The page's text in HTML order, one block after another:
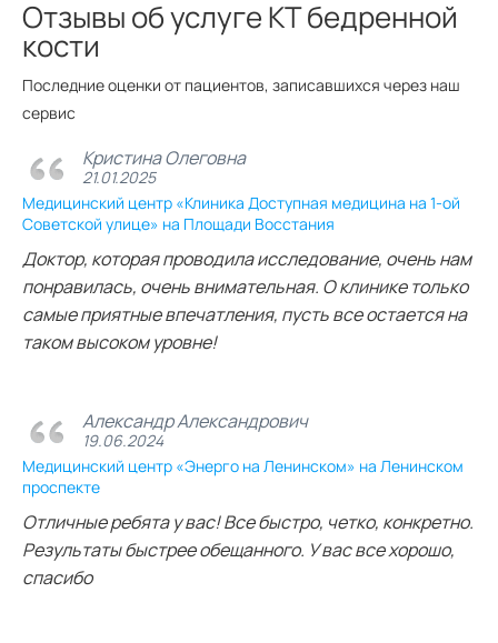
Отзывы об услуге КТ бедренной
кости
Последние оценки от пациентов, записавшихся через наш
сервис
Кристина Олеговна
21.01.2025
Медицинский центр «Клиника Доступная медицина на 1-ой
Советской улице» на Площади Восстания
Доктор, которая проводила исследование, очень нам
понравилась, очень внимательная. О клинике только
самые приятные впечатления, пусть все остается на
таком высоком уровне!
Александр Александрович
19.06.2024
Медицинский центр «Энерго на Ленинском» на Ленинском
проспекте
Отличные ребята у вас! Все быстро, четко, конкретно.
Результаты быстрее обещанного. У вас все хорошо,
спасибо